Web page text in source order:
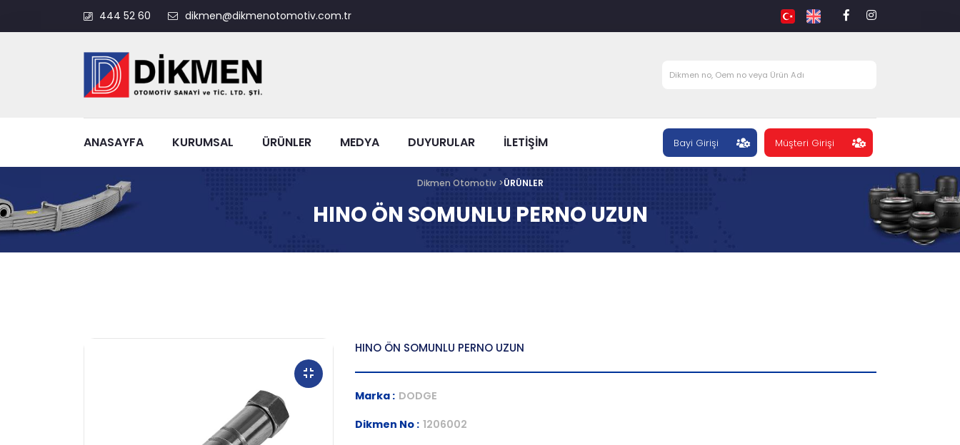
444 52 60 dikmen@dikmenotomotiv.com.tr
ANASAYFA KURUMSAL ÜRÜNLER MEDYA DUYURULAR İLETİŞİM Bayi Girişi Müşteri Girişi
Dikmen Otomotiv >ÜRÜNLER
HINO ÖN SOMUNLU PERNO UZUN
HINO ÖN SOMUNLU PERNO UZUN
Marka : DODGE
Dikmen No : 1206002